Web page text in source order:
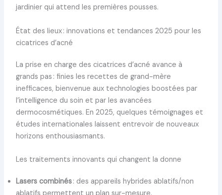
jardinier qui attend les premières pousses.
État des lieux : innovations et tendances 2025 pour les
cicatrices d’acné
La prise en charge des cicatrices d’acné avance à
grands pas : finies les recettes de grand-mère
inefficaces, bienvenue aux technologies boostées par
l’intelligence du soin et par les avancées
dermocosmétiques. En 2025, quelques témoignages et
études internationales laissent entrevoir de nouveaux
horizons enthousiasmants.
Les traitements innovants qui changent la donne
Lasers combinés: des appareils hybrides ablatifs/non